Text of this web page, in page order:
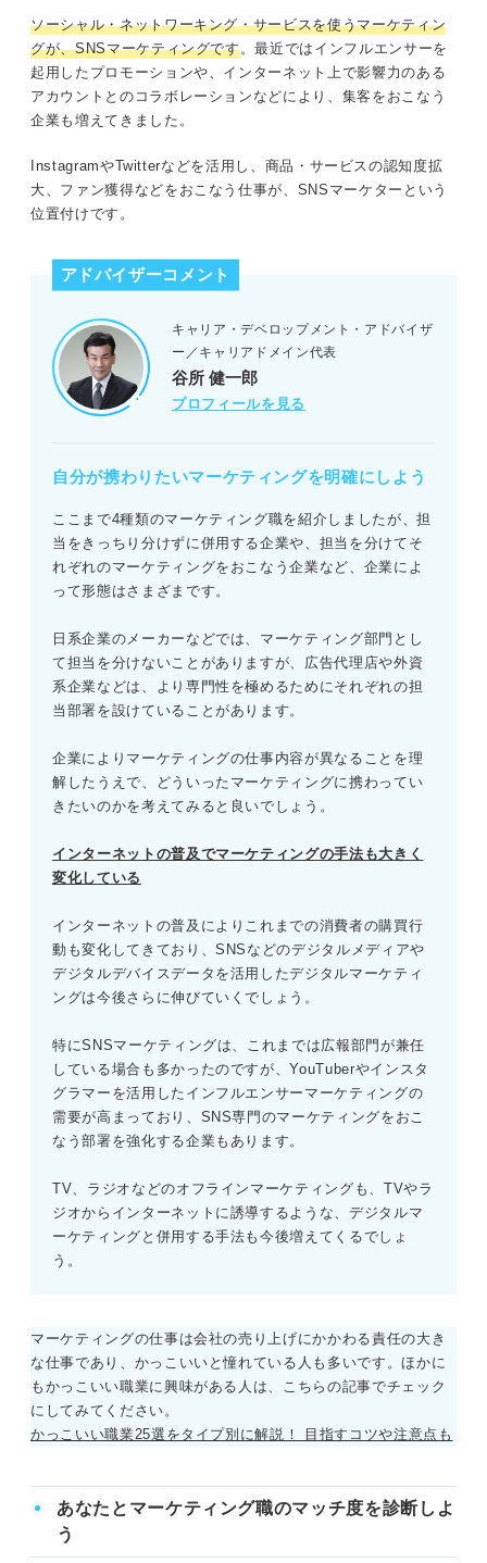
ソーシャル・ネットワーキング・サービスを使うマーケティン
グが、SNSマーケティングです。最近ではインフルエンサーを
起用したプロモーションや、インターネット上で影響力のある
アカウントとのコラボレーションなどにより、集客をおこなう
企業も増えてきました。
InstagramやTwitterなどを活用し、商品・サービスの認知度拡
大、ファン獲得などをおこなう仕事が、SNSマーケターという
位置付けです。
アドバイザーコメント
キャリア・デベロップメント・アドバイザ
ー／キャリアドメイン代表
谷所 健一郎
プロフィールを見る
自分が携わりたいマーケティングを明確にしよう
ここまで4種類のマーケティング職を紹介しましたが、担
当をきっちり分けずに併用する企業や、担当を分けてそ
れぞれのマーケティングをおこなう企業など、企業によ
って形態はさまざまです。
日系企業のメーカーなどでは、マーケティング部門とし
て担当を分けないことがありますが、広告代理店や外資
系企業などは、より専門性を極めるためにそれぞれの担
当部署を設けていることがあります。
企業によりマーケティングの仕事内容が異なることを理
解したうえで、どういったマーケティングに携わってい
きたいのかを考えてみると良いでしょう。
インターネットの普及でマーケティングの手法も大きく
変化している
インターネットの普及によりこれまでの消費者の購買行
動も変化してきており、SNSなどのデジタルメディアや
デジタルデバイスデータを活用したデジタルマーケティ
ングは今後さらに伸びていくでしょう。
特にSNSマーケティングは、これまでは広報部門が兼任
している場合も多かったのですが、YouTuberやインスタ
グラマーを活用したインフルエンサーマーケティングの
需要が高まっており、SNS専門のマーケティングをおこ
なう部署を強化する企業もあります。
TV、ラジオなどのオフラインマーケティングも、TVやラ
ジオからインターネットに誘導するような、デジタルマ
ーケティングと併用する手法も今後増えてくるでしょ
う。
マーケティングの仕事は会社の売り上げにかかわる責任の大き
な仕事であり、かっこいいと憧れている人も多いです。ほかに
もかっこいい職業に興味がある人は、こちらの記事でチェック
にしてみてください。
かっこいい職業25選をタイプ別に解説！ 目指すコツや注意点も
あなたとマーケティング職のマッチ度を診断しよ
う